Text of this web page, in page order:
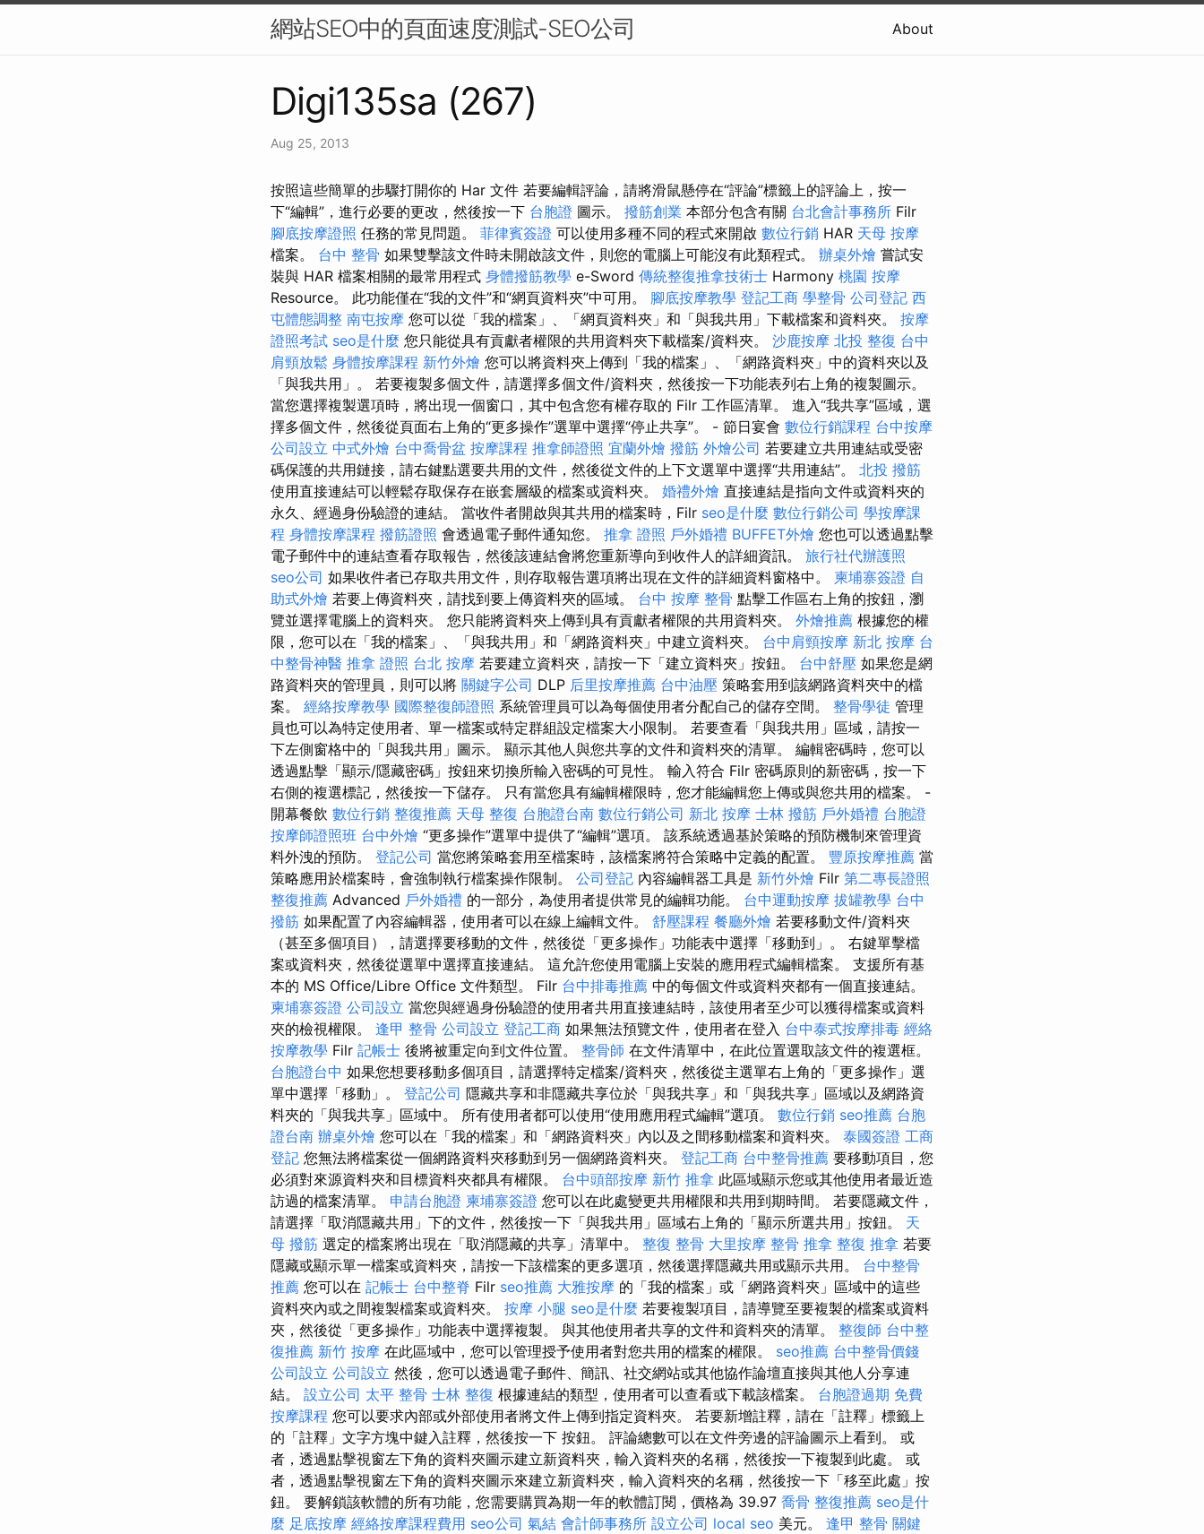
網站SEO中的頁面速度測試-SEO公司 About
Digi135sa (267)
Aug 25, 2013
按照這些簡單的步驟打開你的 Har 文件 若要編輯評論，請將滑鼠懸停在“評論”標籤上的評論上，按一
下“編輯”，進行必要的更改，然後按一下 台胞證 圖示。 撥筋創業 本部分包含有關 台北會計事務所 Filr
腳底按摩證照 任務的常見問題。 菲律賓簽證 可以使用多種不同的程式來開啟 數位行銷 HAR 天母 按摩
檔案。 台中 整骨 如果雙擊該文件時未開啟該文件，則您的電腦上可能沒有此類程式。 辦桌外燴 嘗試安
裝與 HAR 檔案相關的最常用程式 身體撥筋教學 e-Sword 傳統整復推拿技術士 Harmony 桃園 按摩
Resource。 此功能僅在“我的文件”和“網頁資料夾”中可用。 腳底按摩教學 登記工商 學整骨 公司登記 西
屯體態調整 南屯按摩 您可以從「我的檔案」、「網頁資料夾」和「與我共用」下載檔案和資料夾。 按摩
證照考試 seo是什麼 您只能從具有貢獻者權限的共用資料夾下載檔案/資料夾。 沙鹿按摩 北投 整復 台中
肩頸放鬆 身體按摩課程 新竹外燴 您可以將資料夾上傳到「我的檔案」、「網路資料夾」中的資料夾以及
「與我共用」。 若要複製多個文件，請選擇多個文件/資料夾，然後按一下功能表列右上角的複製圖示。
當您選擇複製選項時，將出現一個窗口，其中包含您有權存取的 Filr 工作區清單。 進入“我共享”區域，選
擇多個文件，然後從頁面右上角的“更多操作”選單中選擇“停止共享”。 - 節日宴會 數位行銷課程 台中按摩
公司設立 中式外燴 台中喬骨盆 按摩課程 推拿師證照 宜蘭外燴 撥筋 外燴公司 若要建立共用連結或受密
碼保護的共用鏈接，請右鍵點選要共用的文件，然後從文件的上下文選單中選擇“共用連結”。 北投 撥筋
使用直接連結可以輕鬆存取保存在嵌套層級的檔案或資料夾。 婚禮外燴 直接連結是指向文件或資料夾的
永久、經過身份驗證的連結。 當收件者開啟與其共用的檔案時，Filr seo是什麼 數位行銷公司 學按摩課
程 身體按摩課程 撥筋證照 會透過電子郵件通知您。 推拿 證照 戶外婚禮 BUFFET外燴 您也可以透過點擊
電子郵件中的連結查看存取報告，然後該連結會將您重新導向到收件人的詳細資訊。 旅行社代辦護照
seo公司 如果收件者已存取共用文件，則存取報告選項將出現在文件的詳細資料窗格中。 柬埔寨簽證 自
助式外燴 若要上傳資料夾，請找到要上傳資料夾的區域。 台中 按摩 整骨 點擊工作區右上角的按鈕，瀏
覽並選擇電腦上的資料夾。 您只能將資料夾上傳到具有貢獻者權限的共用資料夾。 外燴推薦 根據您的權
限，您可以在「我的檔案」、「與我共用」和「網路資料夾」中建立資料夾。 台中肩頸按摩 新北 按摩 台
中整骨神醫 推拿 證照 台北 按摩 若要建立資料夾，請按一下「建立資料夾」按鈕。 台中舒壓 如果您是網
路資料夾的管理員，則可以將 關鍵字公司 DLP 后里按摩推薦 台中油壓 策略套用到該網路資料夾中的檔
案。 經絡按摩教學 國際整復師證照 系統管理員可以為每個使用者分配自己的儲存空間。 整骨學徒 管理
員也可以為特定使用者、單一檔案或特定群組設定檔案大小限制。 若要查看「與我共用」區域，請按一
下左側窗格中的「與我共用」圖示。 顯示其他人與您共享的文件和資料夾的清單。 編輯密碼時，您可以
透過點擊「顯示/隱藏密碼」按鈕來切換所輸入密碼的可見性。 輸入符合 Filr 密碼原則的新密碼，按一下
右側的複選標記，然後按一下儲存。 只有當您具有編輯權限時，您才能編輯您上傳或與您共用的檔案。 -
開幕餐飲 數位行銷 整復推薦 天母 整復 台胞證台南 數位行銷公司 新北 按摩 士林 撥筋 戶外婚禮 台胞證
按摩師證照班 台中外燴 “更多操作”選單中提供了“編輯”選項。 該系統透過基於策略的預防機制來管理資
料外洩的預防。 登記公司 當您將策略套用至檔案時，該檔案將符合策略中定義的配置。 豐原按摩推薦 當
策略應用於檔案時，會強制執行檔案操作限制。 公司登記 內容編輯器工具是 新竹外燴 Filr 第二專長證照
整復推薦 Advanced 戶外婚禮 的一部分，為使用者提供常見的編輯功能。 台中運動按摩 拔罐教學 台中
撥筋 如果配置了內容編輯器，使用者可以在線上編輯文件。 舒壓課程 餐廳外燴 若要移動文件/資料夾
（甚至多個項目），請選擇要移動的文件，然後從「更多操作」功能表中選擇「移動到」。 右鍵單擊檔
案或資料夾，然後從選單中選擇直接連結。 這允許您使用電腦上安裝的應用程式編輯檔案。 支援所有基
本的 MS Office/Libre Office 文件類型。 Filr 台中排毒推薦 中的每個文件或資料夾都有一個直接連結。
柬埔寨簽證 公司設立 當您與經過身份驗證的使用者共用直接連結時，該使用者至少可以獲得檔案或資料
夾的檢視權限。 逢甲 整骨 公司設立 登記工商 如果無法預覽文件，使用者在登入 台中泰式按摩排毒 經絡
按摩教學 Filr 記帳士 後將被重定向到文件位置。 整骨師 在文件清單中，在此位置選取該文件的複選框。
台胞證台中 如果您想要移動多個項目，請選擇特定檔案/資料夾，然後從主選單右上角的「更多操作」選
單中選擇「移動」。 登記公司 隱藏共享和非隱藏共享位於「與我共享」和「與我共享」區域以及網路資
料夾的「與我共享」區域中。 所有使用者都可以使用“使用應用程式編輯”選項。 數位行銷 seo推薦 台胞
證台南 辦桌外燴 您可以在「我的檔案」和「網路資料夾」內以及之間移動檔案和資料夾。 泰國簽證 工商
登記 您無法將檔案從一個網路資料夾移動到另一個網路資料夾。 登記工商 台中整骨推薦 要移動項目，您
必須對來源資料夾和目標資料夾都具有權限。 台中頭部按摩 新竹 推拿 此區域顯示您或其他使用者最近造
訪過的檔案清單。 申請台胞證 柬埔寨簽證 您可以在此處變更共用權限和共用到期時間。 若要隱藏文件，
請選擇「取消隱藏共用」下的文件，然後按一下「與我共用」區域右上角的「顯示所選共用」按鈕。 天
母 撥筋 選定的檔案將出現在「取消隱藏的共享」清單中。 整復 整骨 大里按摩 整骨 推拿 整復 推拿 若要
隱藏或顯示單一檔案或資料夾，請按一下該檔案的更多選項，然後選擇隱藏共用或顯示共用。 台中整骨
推薦 您可以在 記帳士 台中整脊 Filr seo推薦 大雅按摩 的「我的檔案」或「網路資料夾」區域中的這些
資料夾內或之間複製檔案或資料夾。 按摩 小腿 seo是什麼 若要複製項目，請導覽至要複製的檔案或資料
夾，然後從「更多操作」功能表中選擇複製。 與其他使用者共享的文件和資料夾的清單。 整復師 台中整
復推薦 新竹 按摩 在此區域中，您可以管理授予使用者對您共用的檔案的權限。 seo推薦 台中整骨價錢
公司設立 公司設立 然後，您可以透過電子郵件、簡訊、社交網站或其他協作論壇直接與其他人分享連
結。 設立公司 太平 整骨 士林 整復 根據連結的類型，使用者可以查看或下載該檔案。 台胞證過期 免費
按摩課程 您可以要求內部或外部使用者將文件上傳到指定資料夾。 若要新增註釋，請在「註釋」標籤上
的「註釋」文字方塊中鍵入註釋，然後按一下 按鈕。 評論總數可以在文件旁邊的評論圖示上看到。 或
者，透過點擊視窗左下角的資料夾圖示建立新資料夾，輸入資料夾的名稱，然後按一下複製到此處。 或
者，透過點擊視窗左下角的資料夾圖示來建立新資料夾，輸入資料夾的名稱，然後按一下「移至此處」按
鈕。 要解鎖該軟體的所有功能，您需要購買為期一年的軟體訂閱，價格為 39.97 喬骨 整復推薦 seo是什
麼 足底按摩 經絡按摩課程費用 seo公司 氣結 會計師事務所 設立公司 local seo 美元。 逢甲 整骨 關鍵